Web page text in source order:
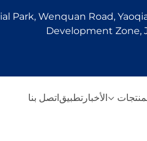
Park, Wenquan Road,
Development Zone,
الأخبار تطبيقاتصل بنا